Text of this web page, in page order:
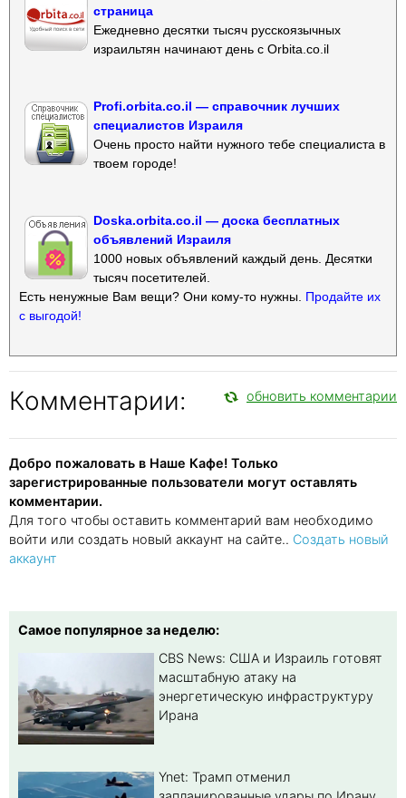
страница
Ежедневно десятки тысяч русскоязычных
израильтян начинают день с Orbita.co.il
Profi.orbita.co.il — справочник лучших
специалистов Израиля
Очень просто найти нужного тебе специалиста в
твоем городе!
Doska.orbita.co.il — доска бесплатных
объявлений Израиля
1000 новых объявлений каждый день. Десятки
тысяч посетителей.
Есть ненужные Вам вещи? Они кому-то нужны. Продайте их
с выгодой!
Комментарии: обновить комментарии
Добро пожаловать в Наше Кафе! Только
зарегистрированные пользователи могут оставлять
комментарии.
Для того чтобы оставить комментарий вам необходимо
войти или создать новый аккаунт на сайте.. Создать новый
аккаунт
Самое популярное за неделю:
CBS News: США и Израиль готовят
масштабную атаку на
энергетическую инфраструктуру
Ирана
Ynet: Трамп отменил